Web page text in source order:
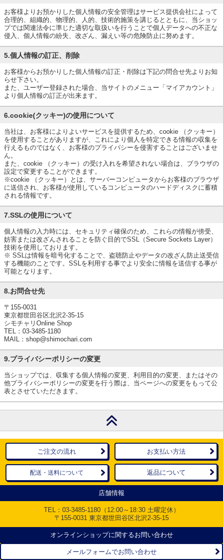
お客様よりお預かりした個人情報の安全管理はサービス提供会社によって
合理的、組織的、物理的、人的、技術的施策を講じるとともに、当ショッ
プでは関連法令に準じた適切な取扱いを行うことで個人データへの不正な
侵入、個人情報の紛失、改ざん、漏えい等の危険防止に努めます。
5.個人情報の訂正、削除
お客様からお預かりした個人情報の訂正・削除は下記の問合せ先よりお知
らせ下さい。
また、ユーザー登録された場合、当サイトのメニュー「マイアカウント」
より個人情報の訂正が出来ます。
6.cookie(クッキー)の使用について
当社は、お客様によりよいサービスを提供するため、cookie （クッキー）
を使用することがありますが、これにより個人を特定できる情報の収集を
行えるものではなく、お客様のプライバシーを侵害することはございませ
ん。
また、cookie （クッキー）の受け入れを希望されない場合は、ブラウザの
設定で変更することができます。
※cookie （クッキー）とは、サーバーコンピュータからお客様のブラウザ
に送信され、お客様が使用しているコンピュータのハードディスクに蓄積
される情報です。
7.SSLの使用について
個人情報の入力時には、セキュリティ確保のため、これらの情報が傍受、
妨害または改ざんされることを防ぐ目的でSSL（Secure Sockets Layer）
技術を使用しております。
※ SSLは情報を暗号化することで、盗聴防止やデータの改ざん防止送受信
する機能のことです。SSLを利用する事でより安全に情報を送信する事が
可能となります。
8.お問合せ先
〒155-0031
東京都世田谷区北沢2-35-15
シモチャリOnline Shop
TEL：03-3485-1180
MAIL：shop@shimochari.com
9.プライバシーポリシーの変更
当ショップでは、収集する個人情報の変更、利用目的の変更、またはその
他プライバシーポリシーの変更を行う際は、当ページへの変更をもって公
表とさせていただきます。
ご注文の流れ お支払い方法
配送・送料について 返品について
店舗情報
TEL： 03-3485-1180（12:00～18:30 土曜定休）
〒155-0031 東京都世田谷区北沢2-35-15
オンラインショップに関するお問い合わせ
メールフォームでお問い合わせ